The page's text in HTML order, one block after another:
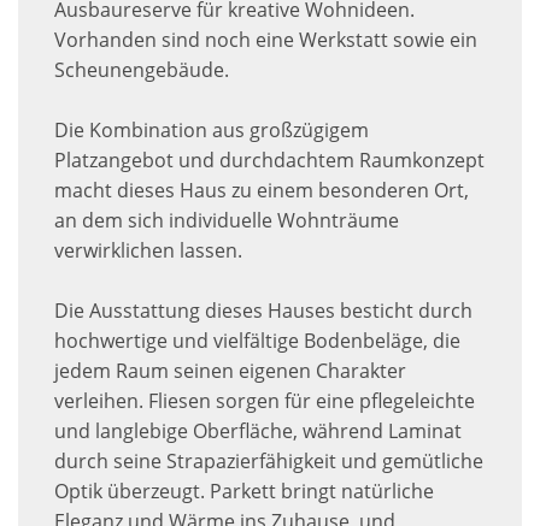
Ausbaureserve für kreative Wohnideen.
Vorhanden sind noch eine Werkstatt sowie ein
Scheunengebäude.
Die Kombination aus großzügigem
Platzangebot und durchdachtem Raumkonzept
macht dieses Haus zu einem besonderen Ort,
an dem sich individuelle Wohnträume
verwirklichen lassen.
Die Ausstattung dieses Hauses besticht durch
hochwertige und vielfältige Bodenbeläge, die
jedem Raum seinen eigenen Charakter
verleihen. Fliesen sorgen für eine pflegeleichte
und langlebige Oberfläche, während Laminat
durch seine Strapazierfähigkeit und gemütliche
Optik überzeugt. Parkett bringt natürliche